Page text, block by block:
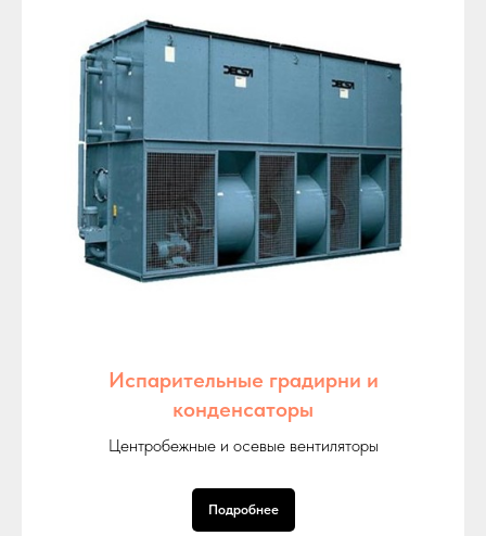
Испарительные градирни и
конденсаторы
Центробежные и осевые вентиляторы
Подробнее